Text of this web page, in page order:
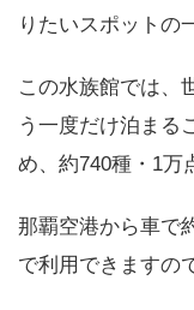
りたいスポットの
この水族館では、
う一度だけ泊まる
め、約740種・1万
那覇空港から車で
で利用できますの